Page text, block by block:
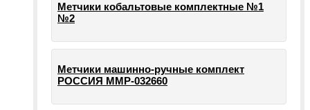
Метчики кобальтовые комплектные №1
№2
Метчики машинно-ручные комплект
РОССИЯ ММР-032660